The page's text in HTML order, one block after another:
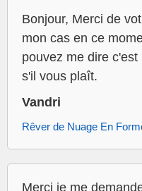
Bonjour, Merci de
mon cas en ce
pouvez me dire
s'il vous plaît.
Vandri
Rêver de Nuage En
Merci je me